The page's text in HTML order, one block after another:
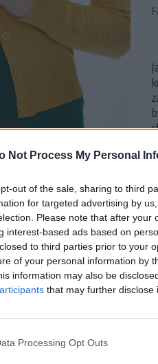
Not Process My Personal
out of the sale, sharing to third
for targeted advertising by
Please note that after your
interest-based ads based on
to third parties prior to your
of your personal information by
information may also be
that may further disclose
Processing Opt Outs
MOHLO BY SA